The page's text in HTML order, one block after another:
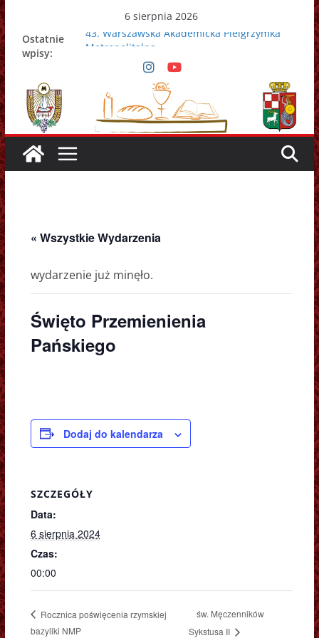
Przejdź
do
treści
6 sierpnia 2026
Ostatnie
wpisy:
43. Warszawska Akademicka Pielgrzymka
Metropolitalna
Nowy Papież – Leon XIV
Zmarł papież Franciszek
Adrian Galbas nowym metropolitą
warszawskim
Zmarł ks. prałat Kazimierz Apel
« Wszystkie Wydarzenia
wydarzenie już minęło.
Święto Przemienienia
Pańskiego
Dodaj do kalendarza
SZCZEGÓŁY
Data:
6 sierpnia 2024
Czas:
00:00
Rocznica poświęcenia rzymskiej
bazyliki NMP
św. Męczenników
Sykstusa II